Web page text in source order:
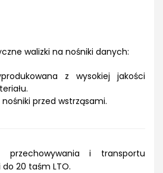
walizki na nośniki danych:
z wysokiej jakości
przed wstrząsami.
i transportu
20 taśm LTO.